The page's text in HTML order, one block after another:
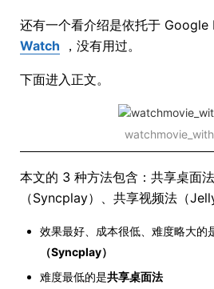
还有一个看介绍是依托于 Google
Watch ，没有用过。
下面进入正文。
本文的 3 种方法包含：共享桌面
（Syncplay）、共享视频法（
效果最好、成本很低、难度略大的
（Syncplay）
难度最低的是共享桌面法